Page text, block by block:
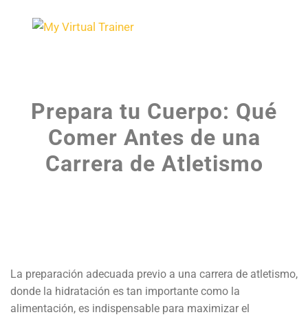
Prepara tu Cuerpo: Qué
Comer Antes de una
Carrera de Atletismo
La preparación adecuada previo a una carrera de atletismo,
donde la hidratación es tan importante como la
alimentación, es indispensable para maximizar el